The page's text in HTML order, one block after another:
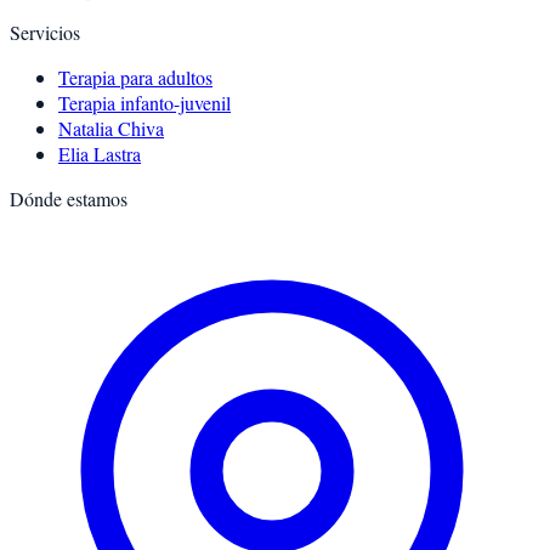
Servicios
Terapia para adultos
Terapia infanto-juvenil
Natalia Chiva
Elia Lastra
Dónde estamos